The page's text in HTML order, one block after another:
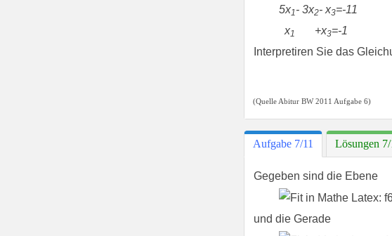
5x1 - 3x2- x3=-11
x1 +x3=-1
Interpretiren Sie das
(Quelle Abitur BW 2011 Aufgabe 6)
Aufgabe 7/11 Lösungen 7/
Gegeben sind die Ebene
und die Gerade